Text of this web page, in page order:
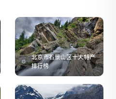
北京市石景山区十大特产
排行榜